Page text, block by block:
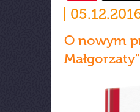
O nowym